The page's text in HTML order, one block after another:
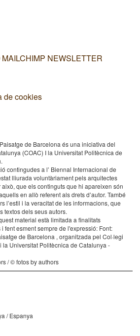
NEWSLETTER
de cookies
de Barcelona és una iniciativa del
(COAC) I la Universitat Politècnica de
contingudes a l’ Biennal Internacional de
lliurada voluntàriament pels arquitectes
que els continguts que hi apareixen són
en allò referent als drets d’autor. També
l’estil i la veracitat de les informacions, que
textos dels seus autors.
material està limitada a finalitats
fent esment sempre de l'expressió: Font:
de Barcelona , organitzada pel Col·legi
la Universitat Politècnica de Catalunya -
/ © fotos by authors
/ Espanya